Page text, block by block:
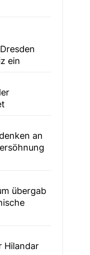
ein
an
übergab
Hilandar